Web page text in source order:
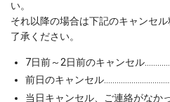
い。
それ以降の場合は下記のキャンセ
了承ください。
7日前～2日前のキャンセル
前日のキャンセル
当日キャンセル、ご連絡がなか